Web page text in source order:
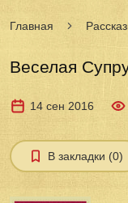
Главная
Веселая
14 сен 2016
В закладки (0)